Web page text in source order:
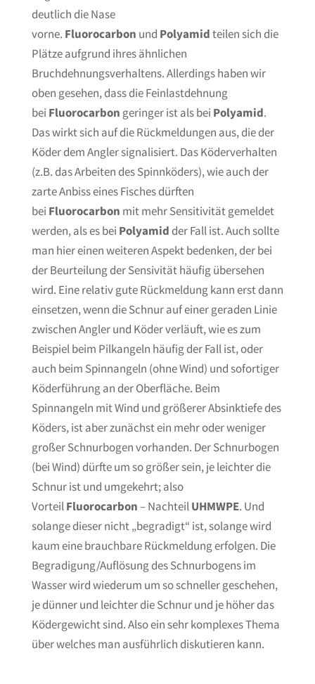
deutlich die Nase
vorne. Fluorocarbon und Polyamidteilen sich die
Plätze aufgrund ihres ähnlichen
Bruchdehnungsverhaltens. Allerdings haben wir
oben gesehen, dass die Feinlastdehnung
bei Fluorocarbon geringer ist als bei Polyamid.
Das wirkt sich auf die Rückmeldungen aus, die der
Köder dem Angler signalisiert. Das Köderverhalten
(z.B. das Arbeiten des Spinnköders), wie auch der
zarte Anbiss eines Fisches dürften
bei Fluorocarbon mit mehr Sensitivität gemeldet
werden, als es bei Polyamidder Fall ist. Auch sollte
man hier einen weiteren Aspekt bedenken, der bei
der Beurteilung der Sensivität häufig übersehen
wird. Eine relativ gute Rückmeldung kann erst dann
einsetzen, wenn die Schnur auf einer geraden Linie
zwischen Angler und Köder verläuft, wie es zum
Beispiel beim Pilkangeln häufig der Fall ist, oder
auch beim Spinnangeln (ohne Wind) und sofortiger
Köderführung an der Oberfläche. Beim
Spinnangeln mit Wind und größerer Absinktiefe des
Köders, ist aber zunächst ein mehr oder weniger
großer Schnurbogen vorhanden. Der Schnurbogen
(bei Wind) dürfte um so größer sein, je leichter die
Schnur ist und umgekehrt; also
VorteilFluorocarbon– NachteilUHMWPE. Und
solange dieser nicht „begradigt“ ist, solange wird
kaum eine brauchbare Rückmeldung erfolgen. Die
Begradigung/Auflösung des Schnurbogens im
Wasser wird wiederum um so schneller geschehen,
je dünner und leichter die Schnur und je höher das
Ködergewicht sind. Also ein sehr komplexes Thema
über welches man ausführlich diskutieren kann.